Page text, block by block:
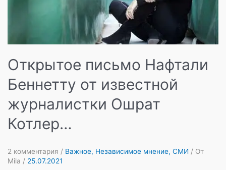
Открытое письмо Нафтали
Беннетту от известной
журналистки Ошрат
Котлер…
2 комментария / Важное, Независимое мнение, СМИ / От
Mila / 25.07.2021